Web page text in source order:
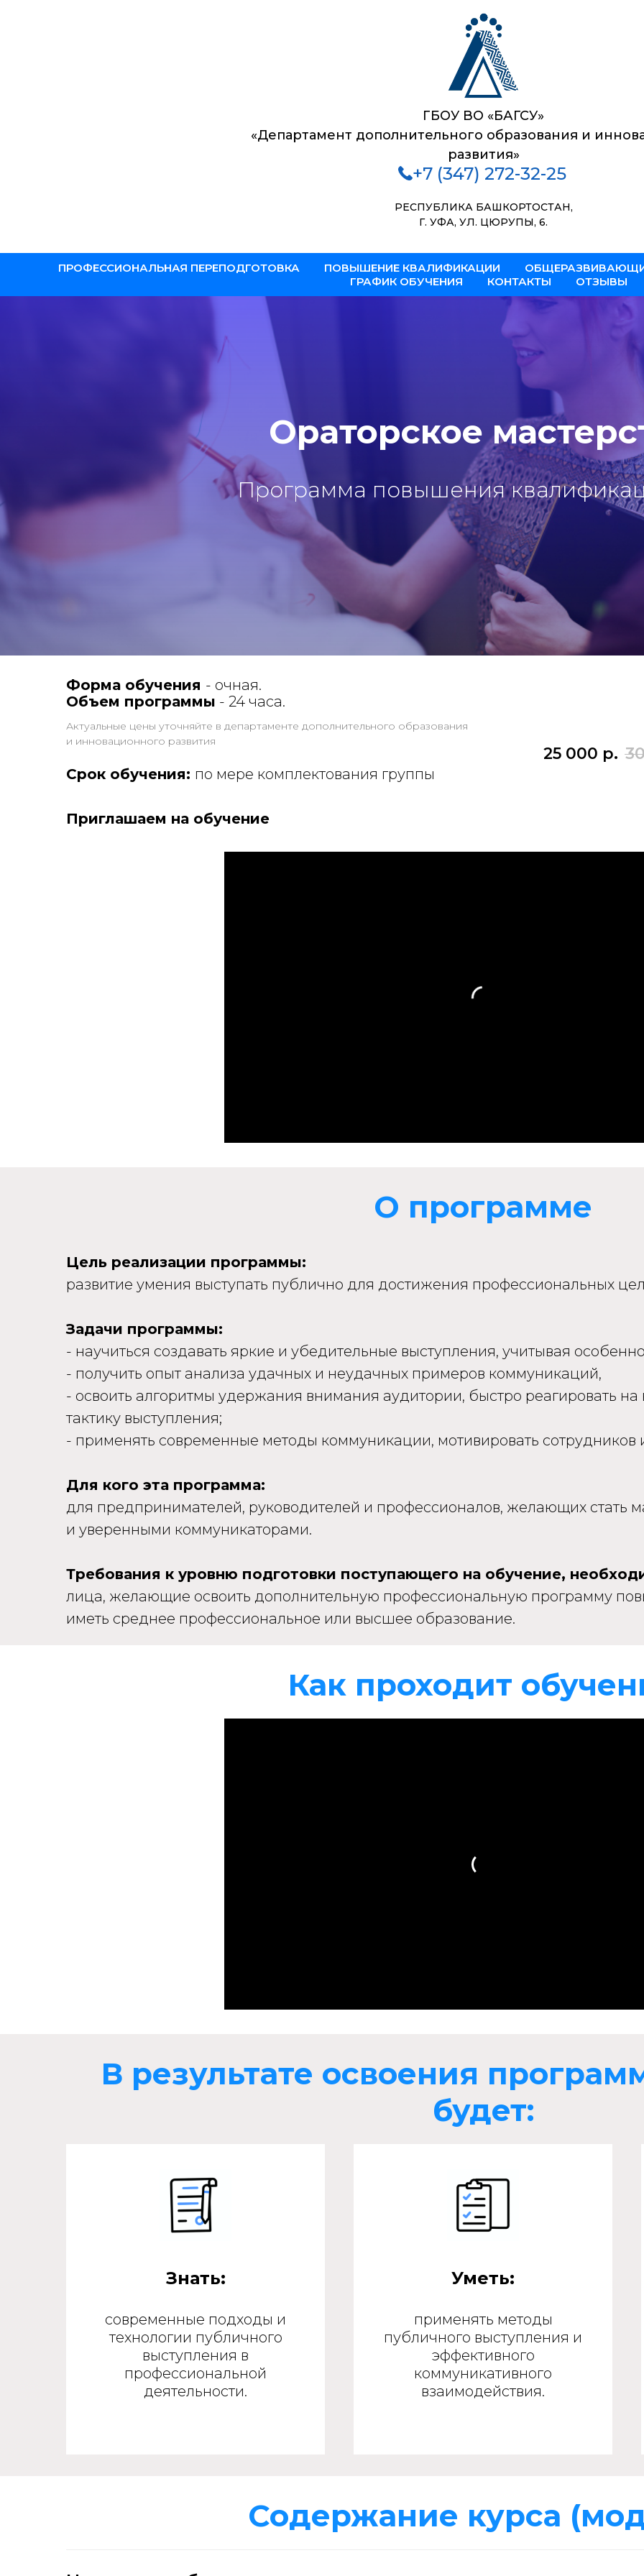
ГБОУ ВО «БАГСУ»
«Департамент дополнительного образования и
развития»
+7 (347) 272-32-25
РЕСПУБЛИКА БАШКОРТОСТАН,
Г. УФА, УЛ. ЦЮРУПЫ, 6.
ПРОФЕССИОНАЛЬНАЯ ПЕРЕПОДГОТОВКА ПОВЫШЕНИЕ КВАЛИФИКАЦИИ
ГРАФИК ОБУЧЕНИЯ
КОНТАКТЫ ОТЗЫВЫ
Ораторское
Программа повышения
Форма обучения - очная.
Объем программы - 24 часа.
Актуальные цены уточняйте в департаменте дополнительного образования
и инновационного развития
Срок обучения: по мере комплектования группы
Приглашаем на обучение
25 000 р.
О программе
Цель реализации программы:
развитие умения выступать публично для достижения профессиональных
Задачи программы:
- научиться создавать яркие и убедительные выступления, учитывая
- получить опыт анализа удачных и неудачных примеров коммуникаций,
- освоить алгоритмы удержания внимания аудитории, быстро реагировать
тактику выступления;
- применять современные методы коммуникации, мотивировать сотрудников
Для кого эта программа:
для предпринимателей, руководителей и профессионалов, желающих стать
и уверенными коммуникаторами.
Требования к уровню подготовки поступающего на обучение,
лица, желающие освоить дополнительную профессиональную программу
иметь среднее профессиональное или высшее образование.
Как проходит
В результате освоения
будет:
Знать:
современные подходы и
технологии публичного
выступления в
профессиональной
деятельности.
Уметь:
применять методы
публичного выступления и
эффективного
коммуникативного
взаимодействия.
Содержание курса